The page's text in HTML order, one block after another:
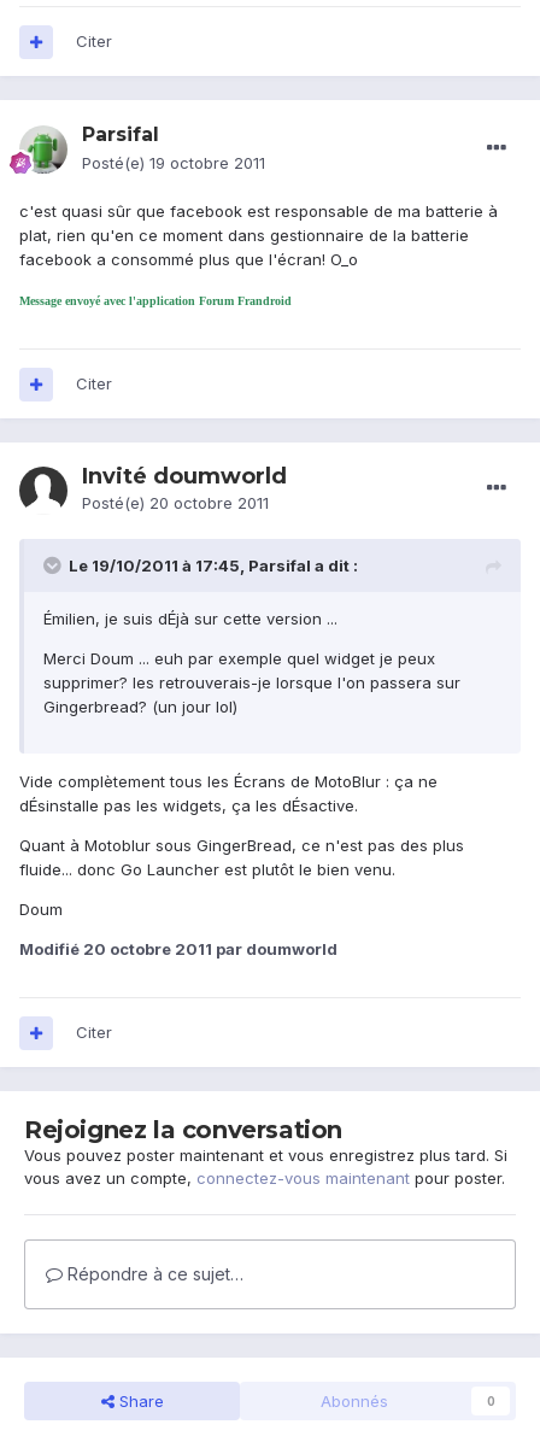
Citer
Parsifal
Posté(e) 19 octobre 2011
c'est quasi sûr que facebook est responsable de ma batterie à
plat, rien qu'en ce moment dans gestionnaire de la batterie
facebook a consommé plus que l'écran! O_o
Message envoyé avec l'application Forum Frandroid
Citer
Invité doumworld
Posté(e) 20 octobre 2011
Le 19/10/2011 à 17:45, Parsifal a dit :
Émilien, je suis dÉjà sur cette version ...
Merci Doum ... euh par exemple quel widget je peux
supprimer? les retrouverais-je lorsque l'on passera sur
Gingerbread? (un jour lol)
Vide complètement tous les Écrans de MotoBlur : ça ne
dÉsinstalle pas les widgets, ça les dÉsactive.
Quant à Motoblur sous GingerBread, ce n'est pas des plus
fluide... donc Go Launcher est plutôt le bien venu.
Doum
Modifié 20 octobre 2011 par doumworld
Citer
Rejoignez la conversation
Vous pouvez poster maintenant et vous enregistrez plus tard. Si
vous avez un compte, connectez-vous maintenant pour poster.
Répondre à ce sujet…
Share Abonnés 0